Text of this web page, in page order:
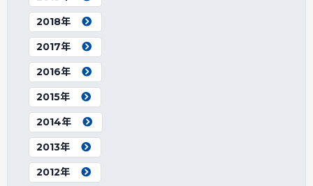
2018年
2017年
2016年
2015年
2014年
2013年
2012年